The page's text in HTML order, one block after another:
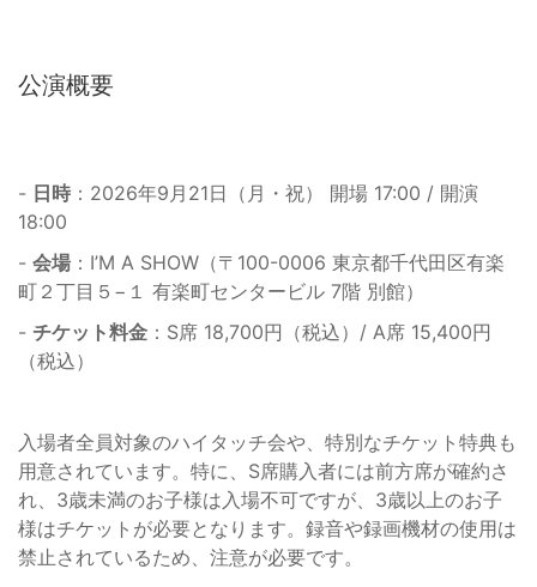
公演概要
- 日時：2026年9月21日（月・祝） 開場 17:00 / 開演
18:00
- 会場 ：I’M A SHOW（〒100-0006 東京都千代田区有楽
町２丁目５−１ 有楽町センタービル 7階 別館）
- チケット料金 ：S席 18,700円（税込）/ A席 15,400円
（税込）
入場者全員対象のハイタッチ会や、特別なチケット特典も
用意されています。特に、S席購入者には前方席が確約さ
れ、3歳未満のお子様は入場不可ですが、3歳以上のお子
様はチケットが必要となります。録音や録画機材の使用は
禁止されているため、注意が必要です。